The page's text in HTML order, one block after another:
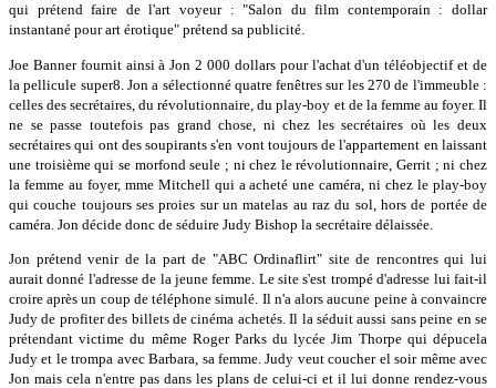
qui prétend faire de l'art voyeur : "Salon du film contemporain : dollar
instantané pour art érotique" prétend sa publicité.
Joe Banner fournit ainsi à Jon 2 000 dollars pour l'achat d'un téléobjectif et de
la pellicule super8. Jon a sélectionné quatre fenêtres sur les 270 de l'immeuble :
celles des secrétaires, du révolutionnaire, du play-boy et de la femme au foyer. Il
ne se passe toutefois pas grand chose, ni chez les secrétaires où les deux
secrétaires qui ont des soupirants s'en vont toujours de l'appartement en laissant
une troisième qui se morfond seule ; ni chez le révolutionnaire, Gerrit ; ni chez
la femme au foyer, mme Mitchell qui a acheté une caméra, ni chez le play-boy
qui couche toujours ses proies sur un matelas au raz du sol, hors de portée de
caméra. Jon décide donc de séduire Judy Bishop la secrétaire délaissée.
Jon prétend venir de la part de "ABC Ordinaflirt" site de rencontres qui lui
aurait donné l'adresse de la jeune femme. Le site s'est trompé d'adresse lui fait-il
croire après un coup de téléphone simulé. Il n'a alors aucune peine à convaincre
Judy de profiter des billets de cinéma achetés. Il la séduit aussi sans peine en se
prétendant victime du même Roger Parks du lycée Jim Thorpe qui dépucela
Judy et le trompa avec Barbara, sa femme. Judy veut coucher el soir même avec
Jon mais cela n'entre pas dans les plans de celui-ci et il lui donne rendez-vous